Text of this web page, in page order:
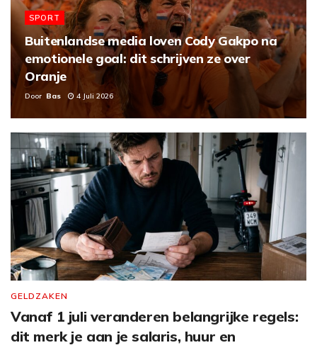
SPORT
Buitenlandse media loven Cody Gakpo na
emotionele goal: dit schrijven ze over
Oranje
Door Bas 4 Juli 2026
GELDZAKEN
Vanaf 1 juli veranderen belangrijke regels:
dit merk je aan je salaris, huur en